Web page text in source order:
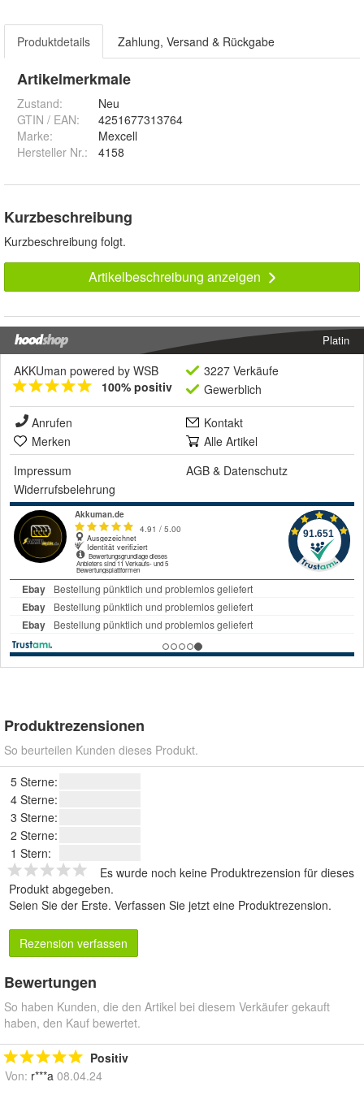
Produktdetails Zahlung, Versand & Rückgabe
Artikelmerkmale
Zustand:
Neu
GTIN / EAN:
4251677313764
Marke:
Mexcell
Hersteller Nr.:
4158
Kurzbeschreibung
Kurzbeschreibung folgt.
Artikelbeschreibung anzeigen
Platin
AKKUman powered by WSB
100% positiv
3227 Verkäufe
Gewerblich
Anrufen
Kontakt
Merken
Alle Artikel
Impressum
AGB & Datenschutz
Widerrufsbelehrung
Produktrezensionen
So beurteilen Kunden dieses Produkt.
5 Sterne:
4 Sterne:
3 Sterne:
2 Sterne:
1 Stern:
Es wurde noch keine Produktrezension für dieses
Produkt abgegeben.
Seien Sie der Erste. Verfassen Sie jetzt eine Produktrezension.
Rezension verfassen
Bewertungen
So haben Kunden, die den Artikel bei diesem Verkäufer gekauft
haben, den Kauf bewertet.
Positiv
Von: r***a 08.04.24